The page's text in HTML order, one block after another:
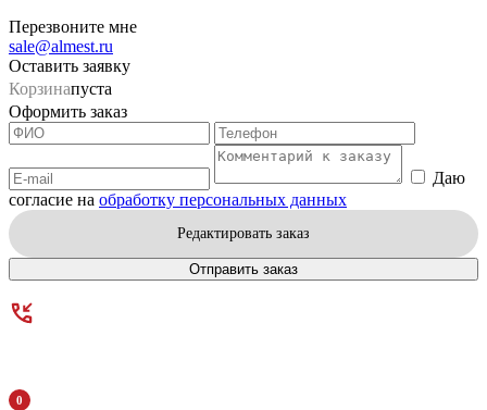
Перезвоните мне
sale@almest.ru
Оставить заявку
Корзинапуста
Оформить заказ
Даю
согласие на обработку персональных данных
Редактировать заказ
Отправить заказ
0